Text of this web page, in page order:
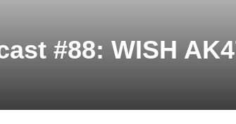
#88: WISH